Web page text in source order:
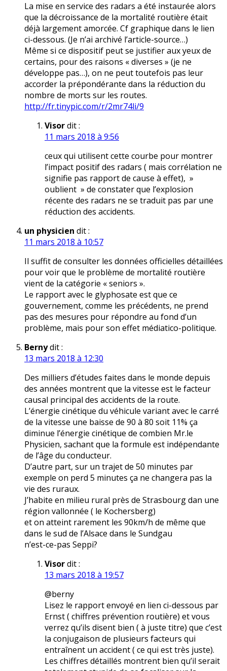
La mise en service des radars a été instaurée alors
que la décroissance de la mortalité routière était
déjà largement amorcée. Cf graphique dans le lien
ci-dessous. (Je n’ai archivé l’article-source…)
Même si ce dispositif peut se justifier aux yeux de
certains, pour des raisons « diverses » (je ne
développe pas…), on ne peut toutefois pas leur
accorder la prépondérante dans la réduction du
nombre de morts sur les routes.
http://fr.tinypic.com/r/2mr74li/9
Visordit :
11 mars 2018 à 9:56
ceux qui utilisent cette courbe pour montrer
l’impact positif des radars ( mais corrélation ne
signifie pas rapport de cause à effet), »
oublient » de constater que l’explosion
récente des radars ne se traduit pas par une
réduction des accidents.
un physicien dit :
11 mars 2018 à 10:57
Il suffit de consulter les données officielles détaillées
pour voir que le problème de mortalité routière
vient de la catégorie « seniors ».
Le rapport avec le glyphosate est que ce
gouvernement, comme les précédents, ne prend
pas des mesures pour répondre au fond d’un
problème, mais pour son effet médiatico-politique.
Bernydit :
13 mars 2018 à 12:30
Des milliers d’études faites dans le monde depuis
des années montrent que la vitesse est le facteur
causal principal des accidents de la route.
L’énergie cinétique du véhicule variant avec le carré
de la vitesse une baisse de 90 à 80 soit 11% ça
diminue l’énergie cinétique de combien Mr.le
Physicien, sachant que la formule est indépendante
de l’âge du conducteur.
D’autre part, sur un trajet de 50 minutes par
exemple on perd 5 minutes ça ne changera pas la
vie des ruraux.
J’habite en milieu rural près de Strasbourg dan une
région vallonnée ( le Kochersberg)
et on atteint rarement les 90km/h de même que
dans le sud de l’Alsace dans le Sundgau
n’est-ce-pas Seppi?
Visordit :
13 mars 2018 à 19:57
@berny
Lisez le rapport envoyé en lien ci-dessous par
Ernst ( chiffres prévention routière) et vous
verrez qu’ils disent bien ( à juste titre) que c’est
la conjugaison de plusieurs facteurs qui
entraînent un accident ( ce qui est très juste).
Les chiffres détaillés montrent bien qu’il serait